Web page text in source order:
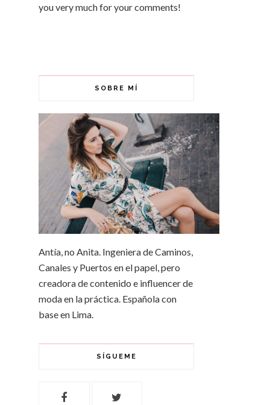
you very much for your comments!
SOBRE MÍ
Antía, no Anita. Ingeniera de Caminos,
Canales y Puertos en el papel, pero
creadora de contenido e influencer de
moda en la práctica. Española con
base en Lima.
SÍGUEME